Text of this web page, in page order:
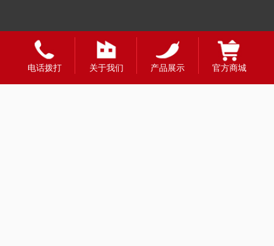
电话拨打 关于我们 产品展示 官方商城